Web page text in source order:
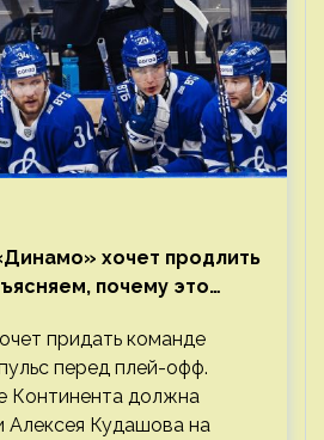
хочет продлить
почему это
придать команде
перед плей-офф.
Континента должна
Алексея Кудашова на